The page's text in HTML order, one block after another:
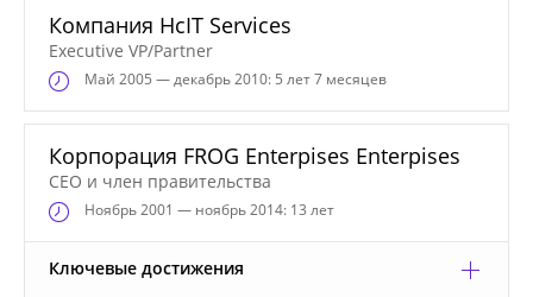
Компания HcIT Services
Executive VP/Partner
Май 2005 — декабрь 2010: 5 лет 7 месяцев
Корпорация FROG Enterpises Enterpises
СЕО и член правительства
Ноябрь2001 — ноябрь 2014: 13 лет
Ключевые достижения